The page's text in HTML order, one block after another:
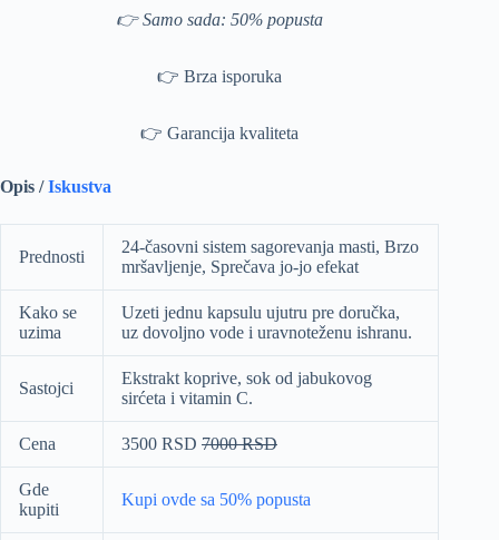
👉 Samo sada: 50% popusta
👉 Brza isporuka
👉 Garancija kvaliteta
Opis /Iskustva
Prednosti
24-časovni sistem sagorevanja masti, Brzo
mršavljenje, Sprečava jo-jo efekat
Kako se
uzima
Uzeti jednu kapsulu ujutru pre doručka,
uz dovoljno vode i uravnoteženu ishranu.
Sastojci
Ekstrakt koprive, sok od jabukovog
sirćeta i vitamin C.
Cena 3500 RSD 7000 RSD
Gde
kupiti
Kupi ovde sa 50% popusta